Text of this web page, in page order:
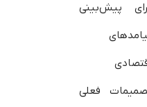
پیش‌بینی
فعلی